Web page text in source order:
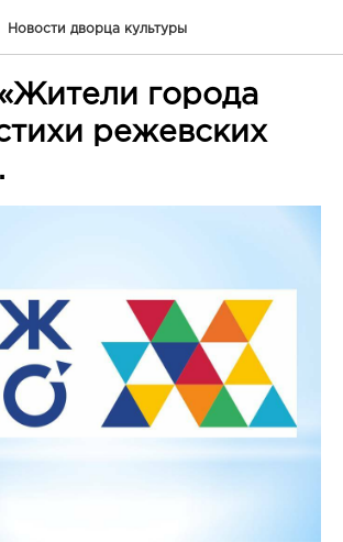
Новости дворца культуры
города
режевских